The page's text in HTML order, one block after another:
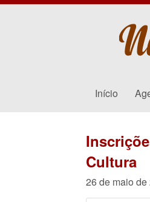
Início
Cultura
26 de maio de